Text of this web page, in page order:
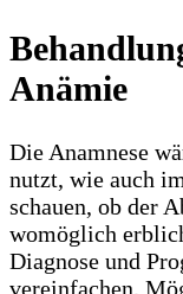
Anämie
Die Anamnese
nutzt, wie auch
schauen, ob der
womöglich
Diagnose und
vereinfachen.